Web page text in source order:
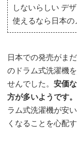
しないらしい デ
使えるなら日本
日本での発売がま
のドラム式洗濯機
せんでした。 安価
方が多いようです。
ラム式洗濯機が安
くなることを心配